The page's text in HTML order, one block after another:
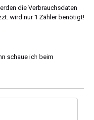
die Verbrauchsdaten
wird nur 1 Zähler benötigt!
schaue ich beim